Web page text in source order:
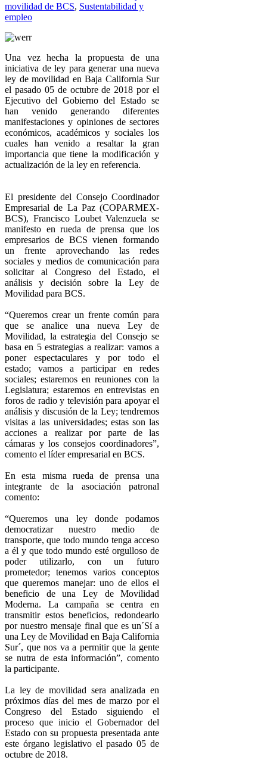
movilidad de BCS, Sustentabilidad y
empleo
Una vez hecha la propuesta de una
iniciativa de ley para generar una nueva
ley de movilidad en Baja California Sur
el pasado 05 de octubre de 2018 por el
Ejecutivo del Gobierno del Estado se
han venido generando diferentes
manifestaciones y opiniones de sectores
económicos, académicos y sociales los
cuales han venido a resaltar la gran
importancia que tiene la modificación y
actualización de la ley en referencia.
El presidente del Consejo Coordinador
Empresarial de La Paz (COPARMEX-
BCS), Francisco Loubet Valenzuela se
manifesto en rueda de prensa que los
empresarios de BCS vienen formando
un frente aprovechando las redes
sociales y medios de comunicación para
solicitar al Congreso del Estado, el
análisis y decisión sobre la Ley de
Movilidad para BCS.
“Queremos crear un frente común para
que se analice una nueva Ley de
Movilidad, la estrategia del Consejo se
basa en 5 estrategias a realizar: vamos a
poner espectaculares y por todo el
estado; vamos a participar en redes
sociales; estaremos en reuniones con la
Legislatura; estaremos en entrevistas en
foros de radio y televisión para apoyar el
análisis y discusión de la Ley; tendremos
visitas a las universidades; estas son las
acciones a realizar por parte de las
cámaras y los consejos coordinadores”,
comento el líder empresarial en BCS.
En esta misma rueda de prensa una
integrante de la asociación patronal
comento:
“Queremos una ley donde podamos
democratizar nuestro medio de
transporte, que todo mundo tenga acceso
a él y que todo mundo esté orgulloso de
poder utilizarlo, con un futuro
prometedor; tenemos varios conceptos
que queremos manejar: uno de ellos el
beneficio de una Ley de Movilidad
Moderna. La campaña se centra en
transmitir estos beneficios, redondearlo
por nuestro mensaje final que es un´Sí a
una Ley de Movilidad en Baja California
Sur´, que nos va a permitir que la gente
se nutra de esta información”, comento
la participante.
La ley de movilidad sera analizada en
próximos días del mes de marzo por el
Congreso del Estado siguiendo el
proceso que inicio el Gobernador del
Estado con su propuesta presentada ante
este órgano legislativo el pasado 05 de
octubre de 2018.